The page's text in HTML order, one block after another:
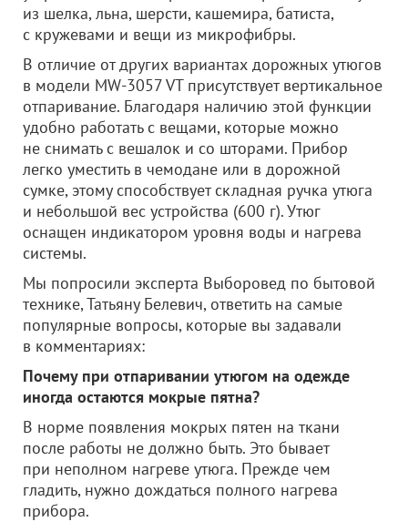
из шелка, льна, шерсти, кашемира, батиста,
с кружевами и вещи из микрофибры.
В отличие от других вариантах дорожных утюгов
в модели MW-3057 VT присутствует вертикальное
отпаривание. Благодаря наличию этой функции
удобно работать с вещами, которые можно
не снимать с вешалок и со шторами. Прибор
легко уместить в чемодане или в дорожной
сумке, этому способствует складная ручка утюга
и небольшой вес устройства (600 г). Утюг
оснащен индикатором уровня воды и нагрева
системы.
Мы попросили эксперта Выборовед по бытовой
технике, Татьяну Белевич, ответить на самые
популярные вопросы, которые вы задавали
в комментариях:
Почему при отпаривании утюгом на одежде
иногда остаются мокрые пятна?
В норме появления мокрых пятен на ткани
после работы не должно быть. Это бывает
при неполном нагреве утюга. Прежде чем
гладить, нужно дождаться полного нагрева
прибора.